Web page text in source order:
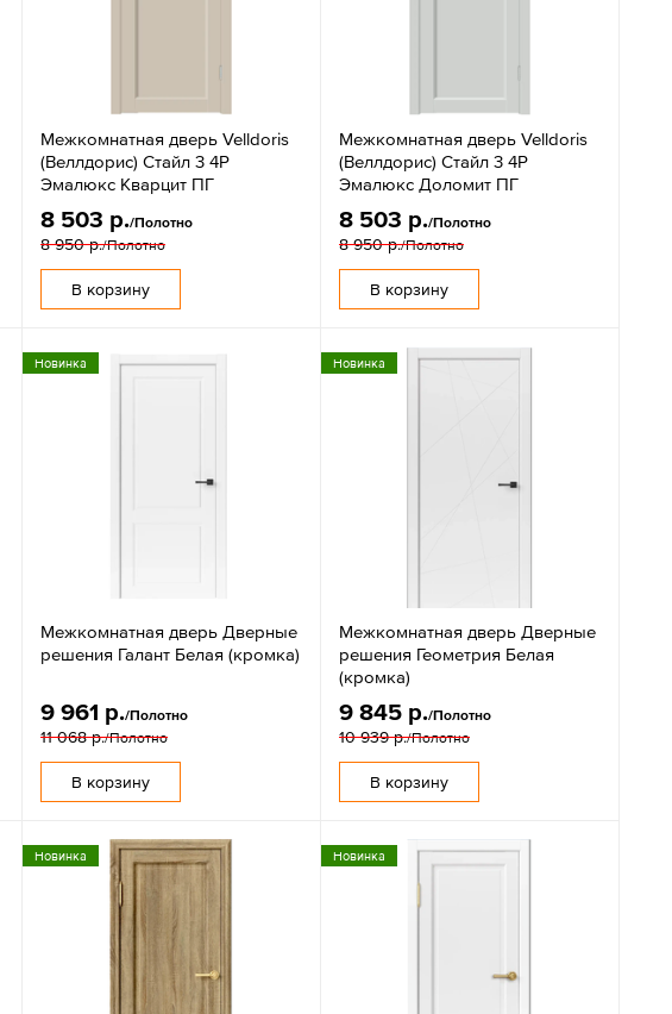
Межкомнатная дверь Velldoris
(Веллдорис) Стайл 3 4P
Эмалюкс Кварцит ПГ
8 503 р./Полотно
8 950 р./Полотно
В корзину
Межкомнатная дверь Velldoris
(Веллдорис) Стайл 3 4P
Эмалюкс Доломит ПГ
8 503 р./Полотно
8 950 р./Полотно
В корзину
Новинка
Межкомнатная дверь Дверные
решения Галант Белая (кромка)
9 961 р./Полотно
11 068 р./Полотно
В корзину
Новинка
Межкомнатная дверь Дверные
решения Геометрия Белая
(кромка)
9 845 р./Полотно
10 939 р./Полотно
В корзину
Новинка Новинка